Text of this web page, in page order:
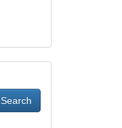
Search